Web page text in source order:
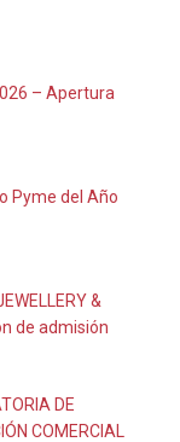
– Apertura
Pyme del Año
&
de admisión
DE
COMERCIAL